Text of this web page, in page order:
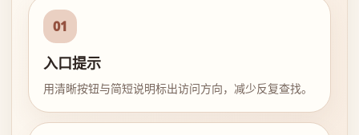
01
入口提示
用清晰按钮与简短说明标出访问方向，减少反复查找。